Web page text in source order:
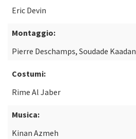
Eric Devin
Montaggio:
Pierre Deschamps, Soudade Kaadan
Costumi:
Rime Al Jaber
Musica:
Kinan Azmeh